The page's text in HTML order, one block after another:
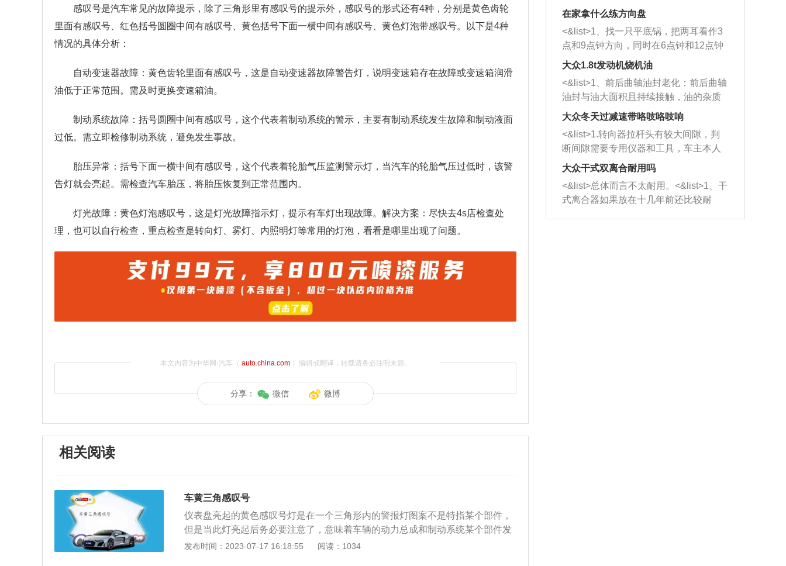
感叹号是汽车常见的故障提示，除了三角形里有感叹号的提示外，感叹号的形式还有4种，分别是黄色齿轮
里面有感叹号、红色括号圆圈中间有感叹号、黄色括号下面一横中间有感叹号、黄色灯泡带感叹号。以下是4种
情况的具体分析：
自动变速器故障：黄色齿轮里面有感叹号，这是自动变速器故障警告灯，说明变速箱存在故障或变速箱润滑
油低于正常范围。需及时更换变速箱油。
制动系统故障：括号圆圈中间有感叹号，这个代表着制动系统的警示，主要有制动系统发生故障和制动液面
过低。需立即检修制动系统，避免发生事故。
胎压异常：括号下面一横中间有感叹号，这个代表着轮胎气压监测警示灯，当汽车的轮胎气压过低时，该警
告灯就会亮起。需检查汽车胎压，将胎压恢复到正常范围内。
灯光故障：黄色灯泡感叹号，这是灯光故障指示灯，提示有车灯出现故障。解决方案：尽快去4s店检查处
理，也可以自行检查，重点检查是转向灯、雾灯、内照明灯等常用的灯泡，看看是哪里出现了问题。
本文内容为中华网·汽车（ auto.china.com）编辑或翻译，转载请务必注明来源。
分享： 微信 微博
相关阅读
车黄三角感叹号
仪表盘亮起的黄色感叹号灯是在一个三角形内的警报灯图案不是特指某个部件，
但是当此灯亮起后务必要注意了，意味着车辆的动力总成和制动系统某个部件发
生故障，这个灯亮起以后应立即停止驾驶，联系车辆经销商售后部说明情况并请
发布时间：2023-07-17 16:18:55 阅读：1034
者是细棍，直接将杂物给取出来，如果
堵塞情况比较严重，也可以采取应急措
施。 <&list>2、直接利用木棍将所有的
杂物推到排气管里面的位置处，然后将
三元催化器拆解开，就可以将堵塞的东
西取出来。但如果是因为积碳过多引起
的堵塞，就需要将三元催化器泡在草酸
洗剂对堵塞的情况得到解决，将清洗剂
放在燃油箱中，与燃油混合后，车辆启
动时，就可以和汽油一起进入到燃烧
室，最后形成废气排出，就可以让三元
催化器得到清洗，排气管堵塞的情况就
能够得到解决。
在家拿什么练方向盘
<&list>1、找一只平底锅，把两耳看作3
点和9点钟方向，同时在6点钟和12点钟
方向做一个标记。 <&list>2、双手握住
一圈半的练习，往右同样也要打相同的
圈数。 <&list>3、最后强调要反复练
习，这样就可以形成肌肉记忆，在真实
驾驶车辆时，不需要记忆也能打好方
向。
大众1.8t发动机烧机油
<&list>1、前后曲轴油封老化：前后曲轴
油封与油大面积且持续接触，油的杂质
和发动机内持续温度变化使其密封效果
逐渐减弱，导致渗油或漏油。<&list>2、
活塞间隙过大：积碳会使活塞环与缸体
的间隙扩大，导致机油流入燃烧室中，
造成烧机油。<&list>3、机油粘度。使用
机油粘度过小的话，同样会有烧机油现
象，机油粘度过小具有很好的流动性，
大众冬天过减速带咯吱咯吱响
<&list>1.转向器拉杆头有较大间隙，判
断间隙需要专用仪器和工具，车主本人
无法制作，需要将车辆送到修理厂或4s
店；<&list>2.车辆半轴套管防尘罩破
裂，破裂后会出现漏油现象，使半轴磨
损严重，磨损的半轴容易损坏，产生异
响；<&list>3.稳定器的转向胶套和球头
大众干式双离合耐用吗
<&list>总体而言不太耐用。<&list>1、干
式离合器如果放在十几年前还比较耐